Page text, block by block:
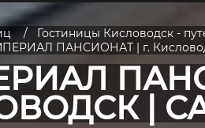
Гостиницы Кисловодск -
ПАНСИОНАТ | г.
|